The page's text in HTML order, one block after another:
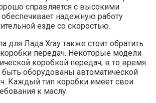
справляется с высокими
надежную работу
езде со скоростью.
для Лада Xray также стоит обратить
передач. Некоторые модели
коробкой передач, в то время
быть оборудованы автоматической
Каждый тип коробки имеет свои
к маслу.